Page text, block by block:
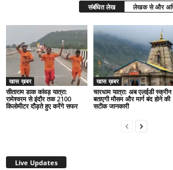
संबंधित लेख लेखक से और
खास ख़बर
सीताराम डाक कांवड़ यात्रा:
रामेश्वरम से इंदौर तक 2100
किलोमीटर दौड़ते हुए करेंगे सफर
खास ख़बर
चारधाम यात्रा: अब एलईडी स्क्रीन
बताएगी मौसम और मार्ग बंद होने की
सटीक जानकारी
Live Updates